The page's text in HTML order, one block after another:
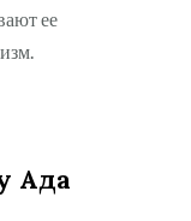
ее
Ада